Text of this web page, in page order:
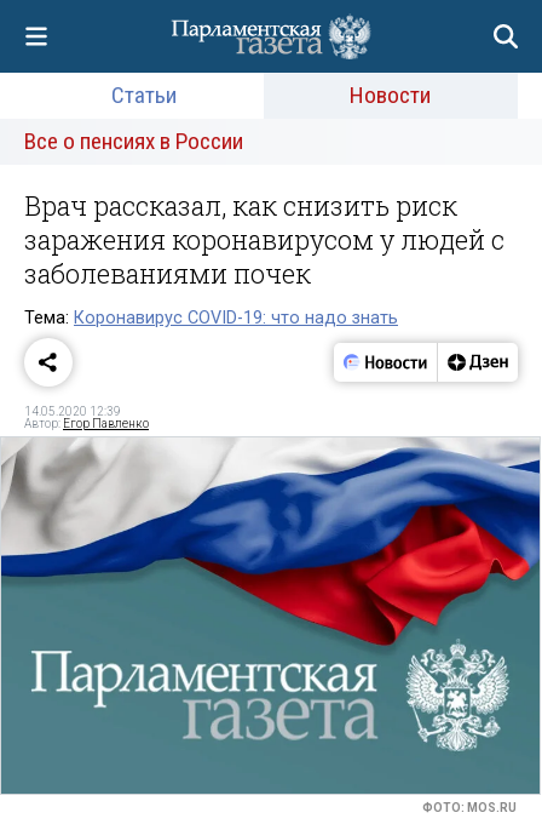
Статьи
Новости
Все о пенсиях в России
Врач рассказал, как снизить риск
заражения коронавирусом у людей с
заболеваниями почек
Тема: Коронавирус COVID-19: что надо знать
14.05.2020 12:39
Автор: Егор Павленко
ФОТО: MOS.RU